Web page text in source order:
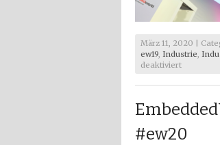
März 11, 2020 |
ew19 Industrie
deaktiviertfür
2020
#ew20